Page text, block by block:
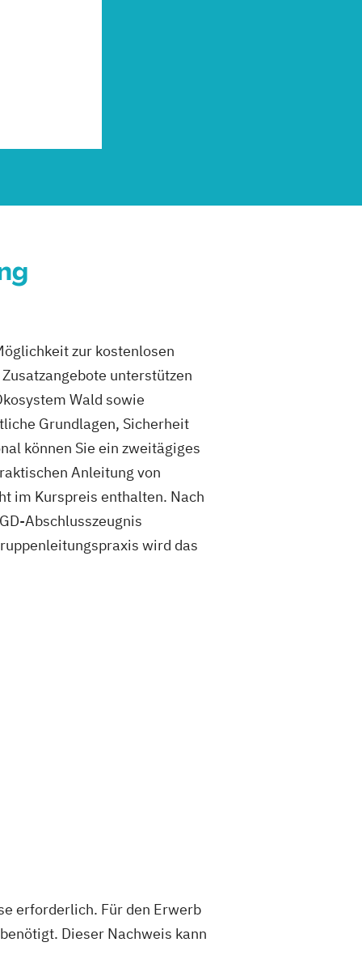
zur kostenlosen
unterstützen
Wald sowie
Grundlagen, Sicherheit
können Sie ein zweitägiges
Anleitung von
im Kurspreis enthalten. Nach
Abschlusszeugnis
wird das
erforderlich. Für den Erwerb
Dieser Nachweis kann